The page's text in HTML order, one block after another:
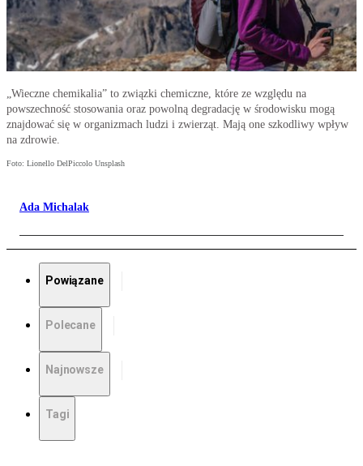
„Wieczne chemikalia” to związki chemiczne, które ze względu na
powszechność stosowania oraz powolną degradację w środowisku mogą
znajdować się w organizmach ludzi i zwierząt. Mają one szkodliwy wpływ
na zdrowie.
Foto: Lionello DelPiccolo Unsplash
Ada Michalak
Powiązane
Polecane
Najnowsze
Tagi